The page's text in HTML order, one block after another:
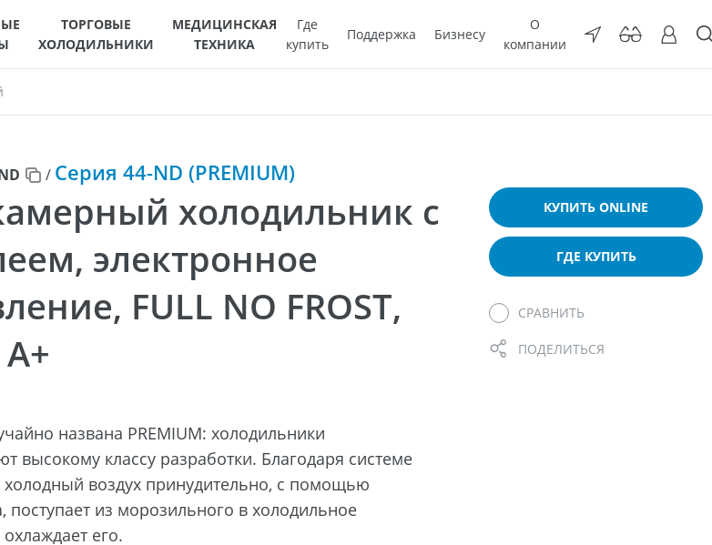
ТОРГОВЫЕ
ХОЛОДИЛЬНИКИ
МЕДИЦИНСКАЯ
ТЕХНИКА
Где
купить
Поддержка Бизнесу
О
компании
/ Серия 44-ND (PREMIUM)
холодильник с
электронное
FULL NO FROST,
названа PREMIUM: холодильники
высокому классу разработки. Благодаря системе
холодный воздух принудительно, с помощью
поступает из морозильного в холодильное
его.
КУПИТЬ ONLINE
ГДЕ КУПИТЬ
СРАВНИТЬ
ПОДЕЛИТЬСЯ